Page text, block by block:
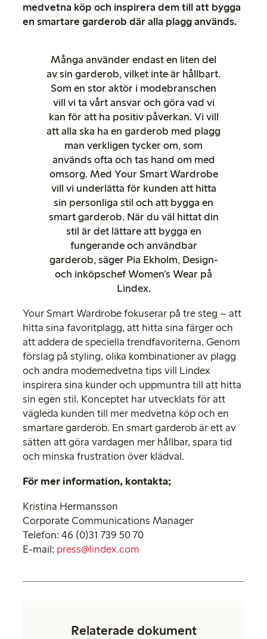
medvetna köp och inspirera dem till att bygga
en smartare garderob där alla plagg används.
Många använder endast en liten del
av sin garderob, vilket inte är hållbart.
Som en stor aktör i modebranschen
vill vi ta vårt ansvar och göra vad vi
kan för att ha positiv påverkan. Vi vill
att alla ska ha en garderob med plagg
man verkligen tycker om, som
används ofta och tas hand om med
omsorg. Med Your Smart Wardrobe
vill vi underlätta för kunden att hitta
sin personliga stil och att bygga en
smart garderob. När du väl hittat din
stil är det lättare att bygga en
fungerande och användbar
garderob, säger Pia Ekholm, Design-
och inköpschef Women’s Wear på
Lindex.
Your Smart Wardrobe fokuserar på tre steg – att
hitta sina favoritplagg, att hitta sina färger och
att addera de speciella trendfavoriterna. Genom
förslag på styling, olika kombinationer av plagg
och andra modemedvetna tips vill Lindex
inspirera sina kunder och uppmuntra till att hitta
sin egen stil. Konceptet har utvecklats för att
vägleda kunden till mer medvetna köp och en
smartare garderob. En smart garderob är ett av
sätten att göra vardagen mer hållbar, spara tid
och minska frustration över klädval.
För mer information, kontakta;
Kristina Hermansson
Corporate Communications Manager
Telefon: 46 (0)31 739 50 70
E-mail: press@lindex.com
Relaterade dokument